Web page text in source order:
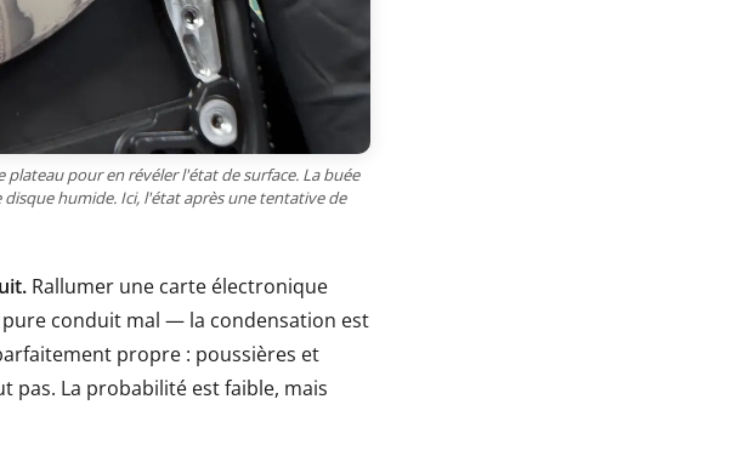
pour en révéler l'état de surface. La buée
humide. Ici, l'état après une tentative de
Rallumer une carte électronique
conduit mal — la condensation est
propre : poussières et
pas. La probabilité est faible, mais